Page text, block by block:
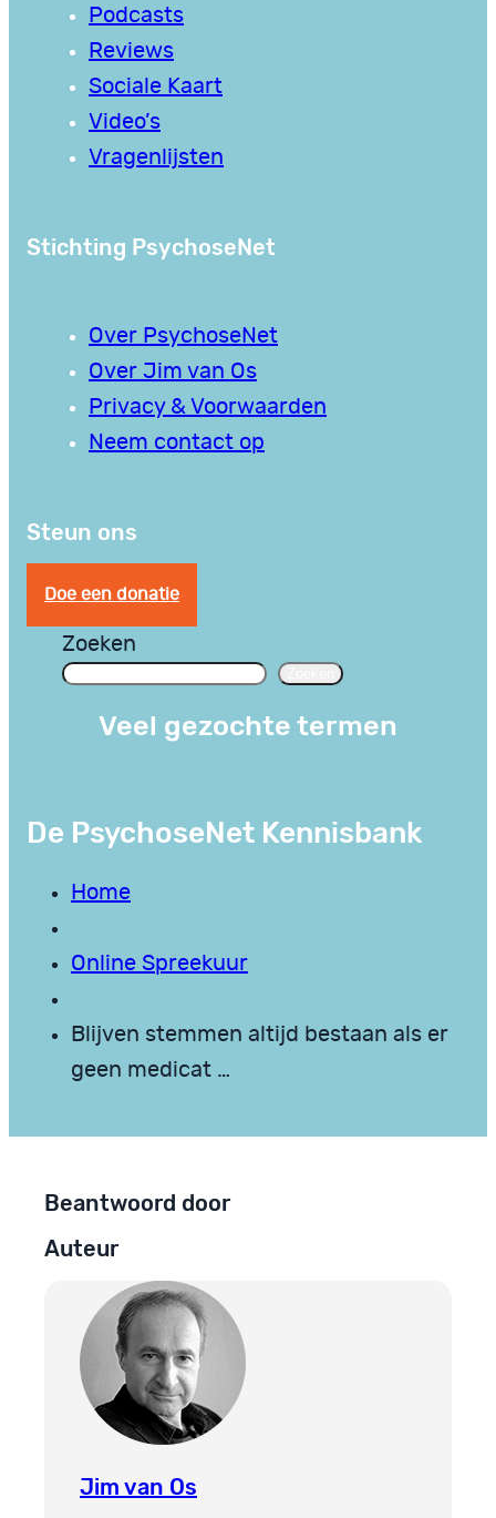
Podcasts
Reviews
Sociale Kaart
Video’s
Vragenlijsten
Stichting PsychoseNet
Over PsychoseNet
Over Jim van Os
Privacy & Voorwaarden
Neem contact op
Steun ons
Doe een donatie
Zoeken
Veel gezochte termen
De PsychoseNet Kennisbank
Home
Online Spreekuur
Blijven stemmen altijd bestaan als er
geen medicat …
Beantwoord door
Auteur
Jim van Os